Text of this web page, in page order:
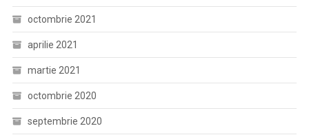
octombrie 2021
aprilie 2021
martie 2021
octombrie 2020
septembrie 2020